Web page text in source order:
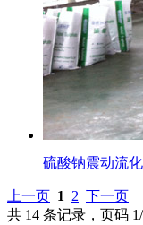
硫酸钠震动流
上一页 1 2 下一页
共 14 条记录，页码